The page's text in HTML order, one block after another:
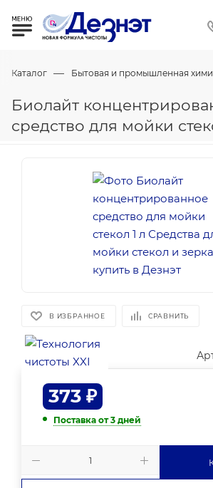
Каталог — Бытовая и промышленная
Биолайт
средство для мойки
В ИЗБРАННОЕ СРАВНИТЬ
373 ₽
Поставка от 3 дней